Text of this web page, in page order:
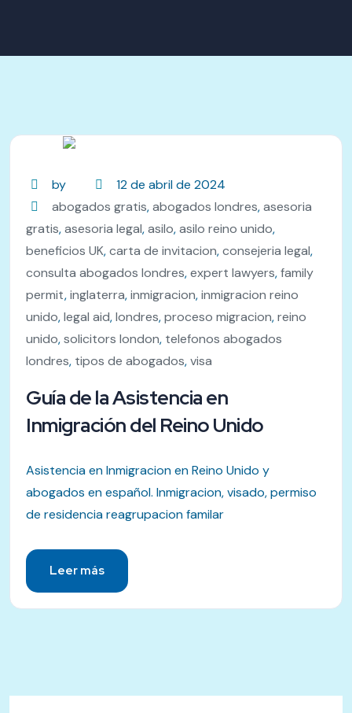
by
12 de abril de 2024
abogados gratis,abogados londres,asesoria
gratis,asesoria legal,asilo,asilo reino unido,
beneficios UK,carta de invitacion,consejeria legal,
consulta abogados londres,expert lawyers,family
permit,inglaterra,inmigracion,inmigracion reino
unido,legal aid,londres,proceso migracion,reino
unido,solicitors london, telefonos abogados
londres, tipos de abogados,visa
Guía de la Asistencia en
Inmigración del Reino Unido
Asistencia en Inmigracion en Reino Unido y
abogados en español. Inmigracion, visado, permiso
de residencia reagrupacion familar
Leer más